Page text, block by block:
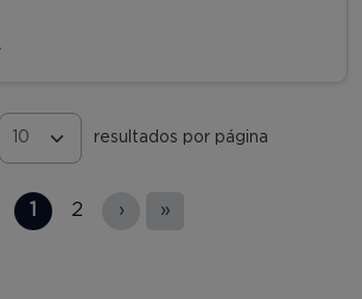
resultados por página
1 2 › »